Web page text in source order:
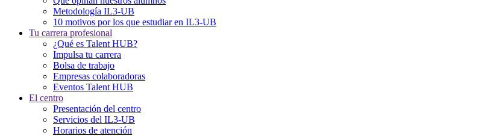
Metodología IL3-UB
10 motivos por los que estudiar en IL3-UB
Tu carrera profesional
¿Qué es Talent HUB?
Impulsa tu carrera
Bolsa de trabajo
Empresas colaboradoras
Eventos Talent HUB
El centro
Presentación del centro
Servicios del IL3-UB
Horarios de atención